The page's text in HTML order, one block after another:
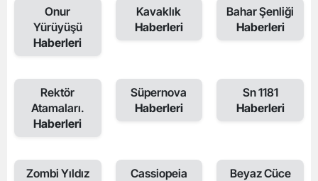
Onur
Yürüyüşü
Haberleri
Kavaklık
Haberleri
Bahar Şenliği
Haberleri
Rektör
Atamaları.
Haberleri
Süpernova
Haberleri
Sn 1181
Haberleri
Zombi Yıldız
Cassiopeia
Beyaz Cüce